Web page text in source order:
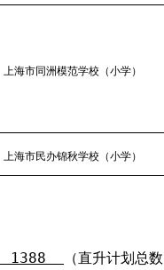
上海市同洲模范学校（小学）
上海市民办锦秋学校（小学）
1388 （直升计划总数